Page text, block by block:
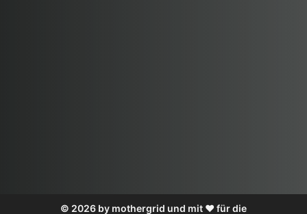
© 2026 by mothergrid und mit ❤️ für die